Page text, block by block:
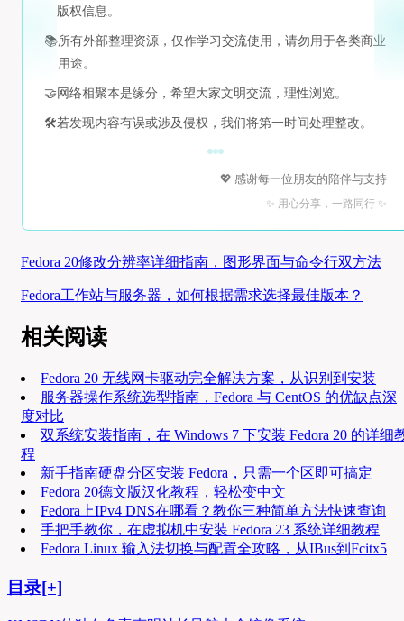
版权信息。
📚所有外部整理资源，仅作学习交流使用，请勿用于各类商业
用途。
🤝 网络相聚本是缘分，希望大家文明交流，理性浏览。
🛠️若发现内容有误或涉及侵权，我们将第一时间处理整改。
💖 感谢每一位朋友的陪伴与支持
✨ 用心分享，一路同行 ✨
Fedora 20修改分辨率详细指南，图形界面与命令行双方法
Fedora工作站与服务器，如何根据需求选择最佳版本？
相关阅读
Fedora 20 无线网卡驱动完全解决方案，从识别到安装
服务器操作系统选型指南，Fedora 与 CentOS 的优缺点深
度对比
双系统安装指南，在 Windows 7 下安装 Fedora 20 的详细
程
新手指南硬盘分区安装 Fedora，只需一个区即可搞定
Fedora 20德文版汉化教程，轻松变中文
Fedora上IPv4 DNS在哪看？教你三种简单方法快速查询
手把手教你，在虚拟机中安装 Fedora 23 系统详细教程
Fedora Linux 输入法切换与配置全攻略，从IBus到Fcitx5
目录[+]